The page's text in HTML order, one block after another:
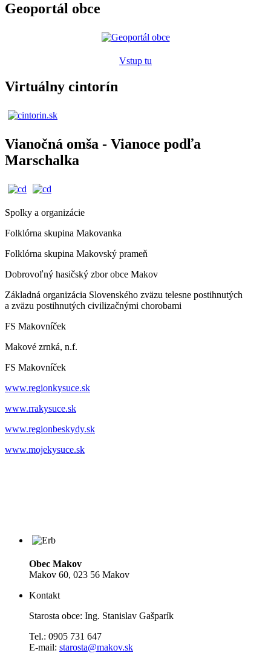
Geoportál obce
Vstup tu
Virtuálny cintorín
Vianočná omša - Vianoce podľa
Marschalka
Spolky a organizácie
Folklórna skupina Makovanka
Folklórna skupina Makovský prameň
Dobrovoľný hasičský zbor obce Makov
Základná organizácia Slovenského zväzu telesne postihnutých
a zväzu postihnutých civilizačnými chorobami
FS Makovníček
Makové zrnká, n.f.
FS Makovníček
www.regionkysuce.sk
www.rrakysuce.sk
www.regionbeskydy.sk
www.mojekysuce.sk
Obec Makov
Makov 60, 023 56 Makov
Kontakt
Starosta obce: Ing. Stanislav Gašparík
Tel.: 0905 731 647
E-mail: starosta@makov.sk